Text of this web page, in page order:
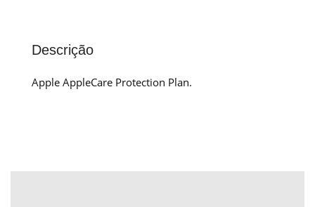
Descrição
Apple AppleCare Protection Plan.